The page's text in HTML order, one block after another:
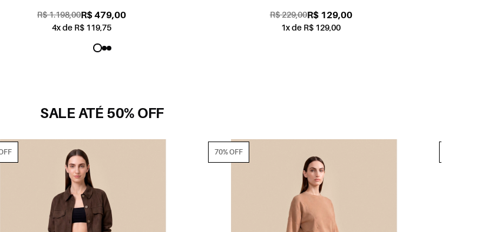
R$ 229,00R$ 129,00
1x de R$ 129,00
R$ 859,00R$ 179,00
1x de R$ 179,00
SALE ATÉ 50% OFF
70% OFF 70% OFF